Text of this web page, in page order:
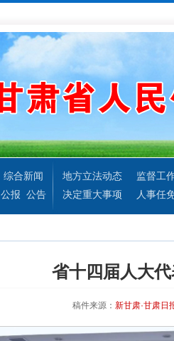
综合新闻
公报 公告
地方立法动态
监督工
决定重大事项
人事任
省十四届人大
稿件来源： 新甘肃·甘肃日